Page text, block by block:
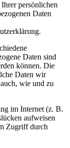
persönlichen
Daten
Daten sind
können. Die
Daten wir
wie und zu
im Internet (z. B.
aufweisen
Zugriff durch